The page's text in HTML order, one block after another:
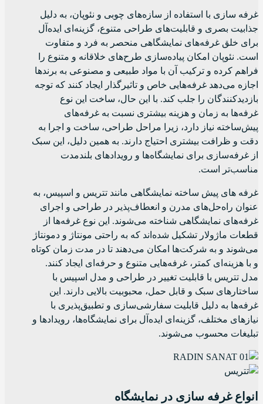
غرفه سازی با استفاده از سازه‌های چوبی و نئوپان، به دلیل
جذابیت بصری و قابلیت‌های طراحی متنوع، گزینه‌ای ایده‌آل
برای خلق غرفه‌های نمایشگاهی منحصر به فرد و متفاوت
است. نئوپان امکان پیاده‌سازی طرح‌های خلاقانه و متنوع را
فراهم کرده و ترکیب آن با مواد طبیعی و مصنوعی به برندها
اجازه می‌دهد غرفه‌هایی خاص و تاثیرگذار ایجاد کنند که توجه
بازدیدکنندگان را جلب کند. با این حال، ساخت این نوع
غرفه‌ها به زمان و هزینه بیشتری نسبت به غرفه‌های
پیش‌ساخته نیاز دارد، زیرا مراحل طراحی، ساخت و اجرا به
دقت و ظرافت بیشتری احتیاج دارند. به همین دلیل، این سبک
از غرفه‌سازی برای نمایشگاه‌ها و رویدادهای بلندمدت
مناسب‌تر است.
غرفه های پیش ساخته نمایشگاهی مانند تتریس و اسپیس، به
عنوان راه‌حل‌های مدرن و انعطاف‌پذیر در طراحی و اجرای
غرفه‌های نمایشگاهی شناخته می‌شوند. این نوع غرفه‌ها از
قطعات ماژولار تشکیل شده‌اند که به راحتی مونتاژ و دمونتاژ
می‌شوند و به شرکت‌ها امکان می‌دهند تا در مدت زمان کوتاه
و با هزینه‌ای کمتر، غرفه‌هایی متنوع و حرفه‌ای ایجاد کنند.
مدل تتریس با قابلیت تغییر در طراحی و مدل اسپیس با
ساختارهای سبک و قابل حمل، محبوبیت بالایی دارند. این
غرفه‌ها به دلیل قابلیت سفارشی‌سازی و تطبیق‌پذیری با
نیازهای مختلف، گزینه‌ای ایده‌آل برای نمایشگاه‌ها، رویدادها و
تبلیغات محسوب می‌شوند.
انواع غرفه سازی در نمایشگاه